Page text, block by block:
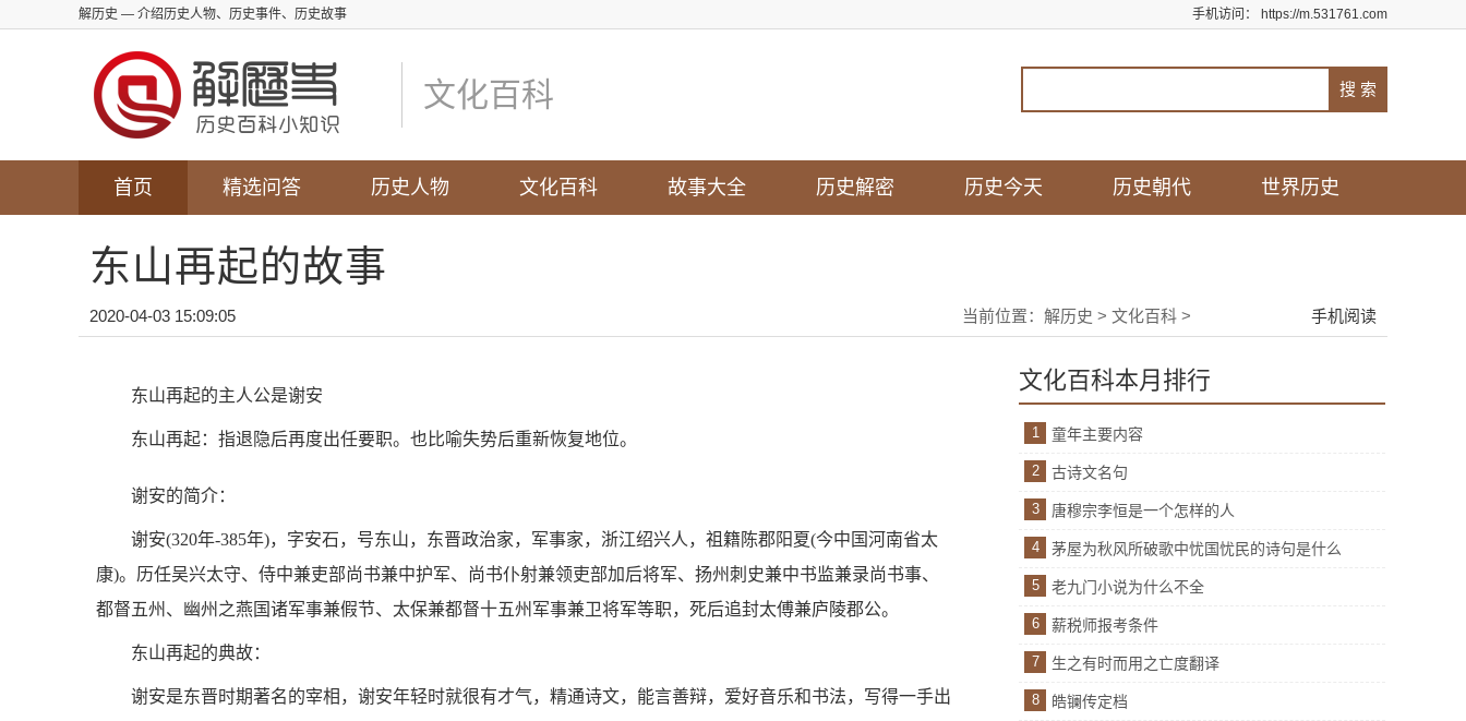
解历史 — 介绍历史人物、历史事件、历史故事 手机访问： https://m.531761.com
文化百科
首页 精选问答 历史人物 文化百科 故事大全 历史解密 历史今天 历史朝代 世界历史
东山再起的故事
2020-04-03 15:09:05 当前位置： 解历史 > 文化百科 > 手机阅读
东山再起的主人公是谢安
东山再起：指退隐后再度出任要职。也比喻失势后重新恢复地位。
谢安的简介：
谢安(320年-385年)，字安石，号东山，东晋政治家，军事家，浙江绍兴人，祖籍陈郡阳夏(今中国河南省太
康)。历任吴兴太守、侍中兼吏部尚书兼中护军、尚书仆射兼领吏部加后将军、扬州刺史兼中书监兼录尚书事、
都督五州、幽州之燕国诸军事兼假节、太保兼都督十五州军事兼卫将军等职，死后追封太傅兼庐陵郡公。
东山再起的典故：
谢安是东晋时期著名的宰相，谢安年轻时就很有才气，精通诗文，能言善辩，爱好音乐和书法，写得一手出
文化百科本月排行
1 童年主要内容
2 古诗文名句
3 唐穆宗李恒是一个怎样的人
4 茅屋为秋风所破歌中忧国忧民的诗句是什么
5 老九门小说为什么不全
6 薪税师报考条件
7 生之有时而用之亡度翻译
8 皓镧传定档